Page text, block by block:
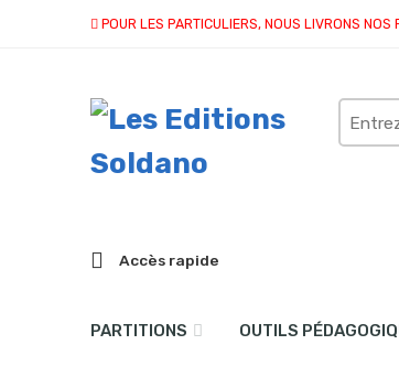
POUR LES PARTICULIERS, NOUS LIVRONS NOS
Search
here
Accès rapide
PARTITIONS OUTILS